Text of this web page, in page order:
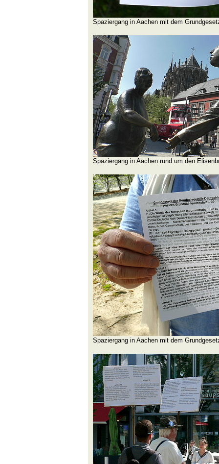
Spaziergang in Aachen mit dem
Spaziergang in Aachen rund um den
Spaziergang in Aachen mit dem